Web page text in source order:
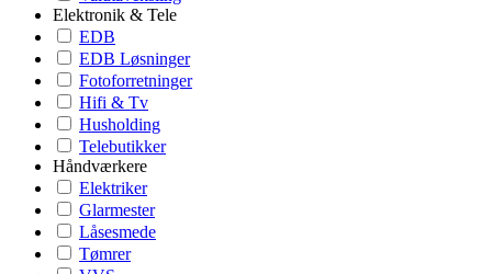
Elektronik & Tele
EDB
EDB Løsninger
Fotoforretninger
Hifi & Tv
Husholding
Telebutikker
Håndværkere
Elektriker
Glarmester
Låsesmede
Tømrer